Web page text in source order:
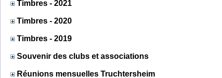
Timbres - 2021
Timbres - 2020
Timbres - 2019
Souvenir des clubs et associations
Réunions mensuelles Truchtersheim